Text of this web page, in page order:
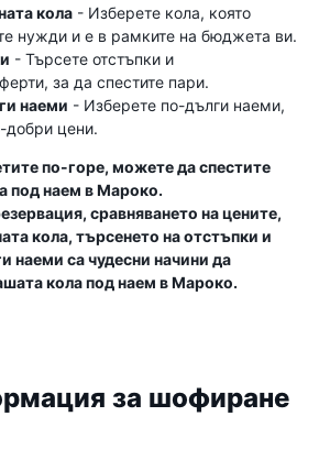
кола - Изберете кола, която
нужди и е в рамките на бюджета ви.
- Търсете отстъпки и
за да спестите пари.
наеми - Изберете по-дълги наеми,
добри цени.
по-горе, можете да спестите
под наем в Мароко.
сравняването на цените,
кола, търсенето на отстъпки и
наеми са чудесни начини да
кола под наем в Мароко.
за шофиране